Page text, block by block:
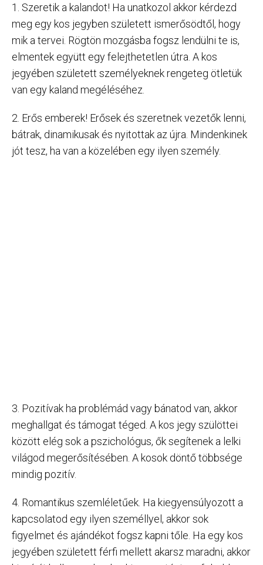
1. Szeretik a kalandot! Ha unatkozol akkor kérdezd
meg egy kos jegyben született ismerősödtől, hogy
mik a tervei. Rögtön mozgásba fogsz lendülni te is,
elmentek együtt egy felejthetetlen útra. A kos
jegyében született személyeknek rengeteg ötletük
van egy kaland megéléséhez.
2. Erős emberek! Erősek és szeretnek vezetők lenni,
bátrak, dinamikusak és nyitottak az újra. Mindenkinek
jót tesz, ha van a közelében egy ilyen személy.
3. Pozitívak ha problémád vagy bánatod van, akkor
meghallgat és támogat téged. A kos jegy szülöttei
között elég sok a pszichológus, ők segítenek a lelki
világod megerősítésében. A kosok döntő többsége
mindig pozitív.
4. Romantikus szemléletűek. Ha kiegyensúlyozott a
kapcsolatod egy ilyen személlyel, akkor sok
figyelmet és ajándékot fogsz kapni tőle. Ha egy kos
jegyében született férfi mellett akarsz maradni, akkor